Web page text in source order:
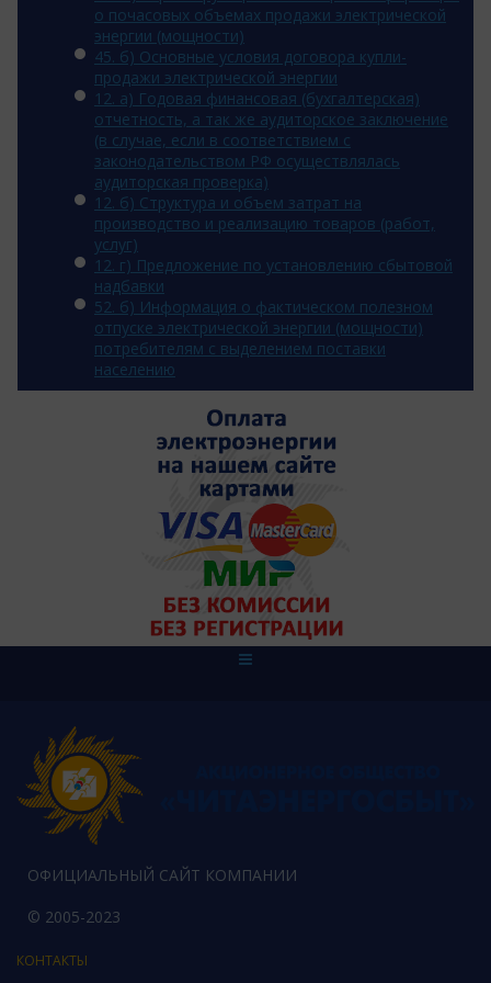
о почасовых объемах продажи электрической
энергии (мощности)
45. б) Основные условия договора купли-
продажи электрической энергии
12. a) Годовая финансовая (бухгалтерская)
отчетность, а так же аудиторское заключение
(в случае, если в соответствием с
законодательством РФ осуществлялась
аудиторская проверка)
12. б) Структура и объем затрат на
производство и реализацию товаров (работ,
услуг)
12. г) Предложение по установлению сбытовой
надбавки
52. б) Информация о фактическом полезном
отпуске электрической энергии (мощности)
потребителям с выделением поставки
населению
ОФИЦИАЛЬНЫЙ САЙТ КОМПАНИИ
© 2005-2023
КОНТАКТЫ